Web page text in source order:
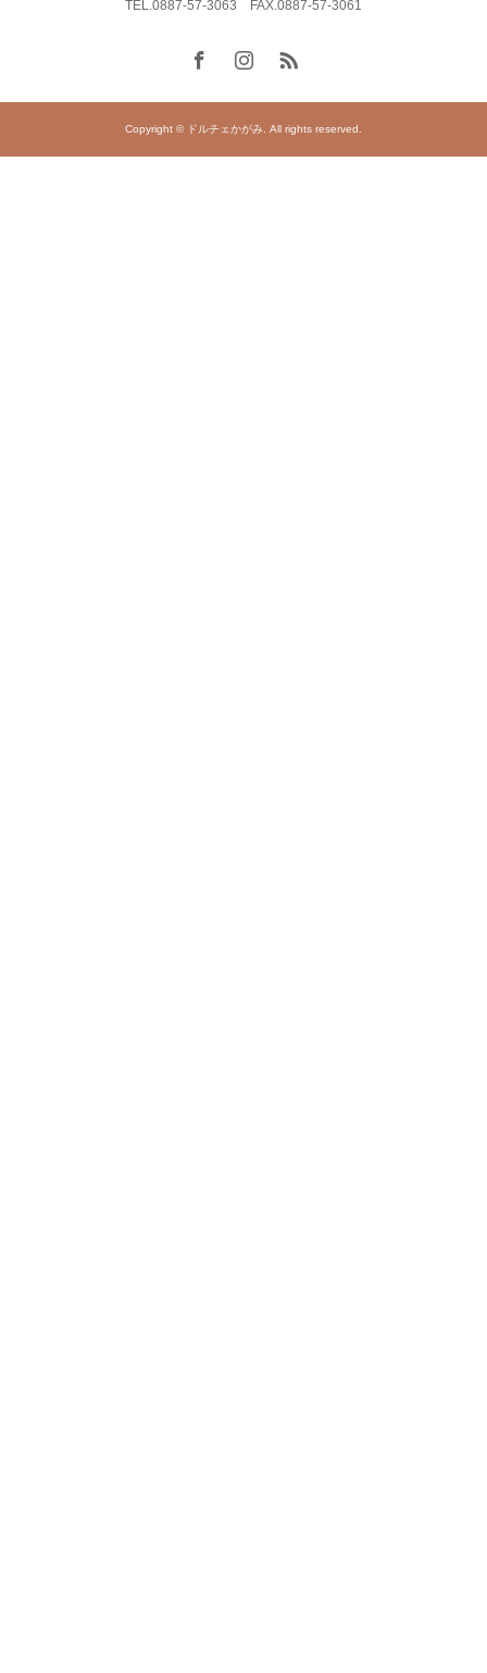
TEL.0887-57-3063 FAX.0887-57-3061
Copyright © ドルチェかがみ. All rights reserved.